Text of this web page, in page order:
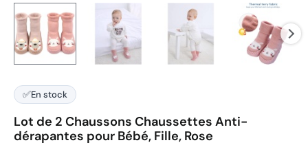
✅En stock
Lot de 2 Chaussons Chaussettes Anti-
dérapantes pour Bébé, Fille, Rose